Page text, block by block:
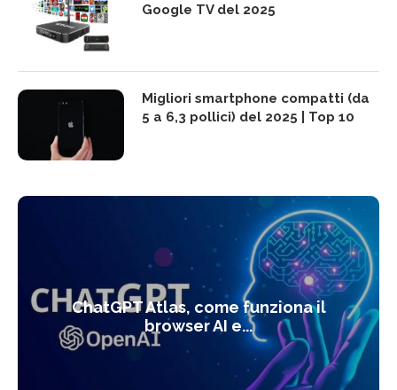
Google TV del 2025
Migliori smartphone compatti (da
5 a 6,3 pollici) del 2025 | Top 10
ChatGPT Atlas, come funziona il
browser AI e...